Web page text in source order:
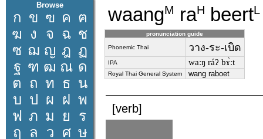
Browse
ก ข ฃ ค ฅ
ฆ ง จ ฉ ช
ซ ฌ ญ ฎ ฏ
ฐ ฑ ฒ ณ ด
ต ถ ท ธ น
บ ป ผ ฝ พ
ฟ ภ ม ย
ร
ฤ
ล ว ศ ษ
waangM raH beertL
pronunciation guide
Phonemic Thai วาง-ระ-เบิด
IPA waːŋ ráʔ bɤ̀ːt
Royal Thai General System wang raboet
[verb]